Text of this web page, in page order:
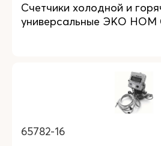
Счетчики холодной и
универсальные ЭКО НОМ
65782-16